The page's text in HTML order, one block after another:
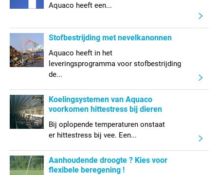
Aquaco heeft een...
Stofbestrijding met nevelkanonnen
Aquaco heeft in het
leveringsprogramma voor stofbestrijding
de...
Koelingsystemen van Aquaco
voorkomen hittestress bij dieren
Bij oplopende temperaturen onstaat
er hittestress bij vee. Een...
Aanhoudende droogte ? Kies voor
flexibele beregening !